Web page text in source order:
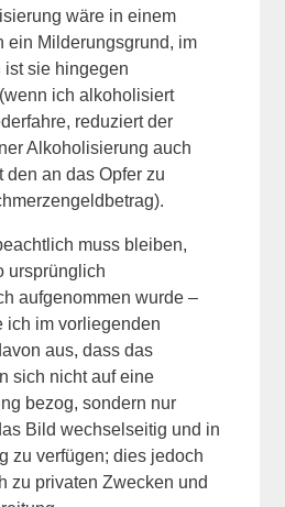
wäre in einem
ein Milderungsgrund, im
sie hingegen
ich alkoholisiert
reduziert der
Alkoholisierung auch
den an das Opfer zu
muss bleiben,
ursprünglich
aufgenommen wurde –
ich im vorliegenden
aus, dass das
sich nicht auf eine
bezog, sondern nur
Bild wechselseitig und in
zu verfügen; dies jedoch
zu privaten Zwecken und